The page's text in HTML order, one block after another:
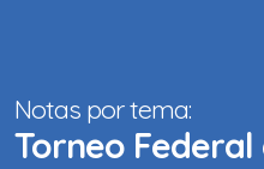
Notas por tema:
Torneo Federal